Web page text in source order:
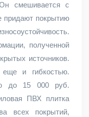
смешивается с
придают покрытию
полученной
источников.
и гибкостью.
до 15 000 руб.
ПВХ плитка
всех покрытий,